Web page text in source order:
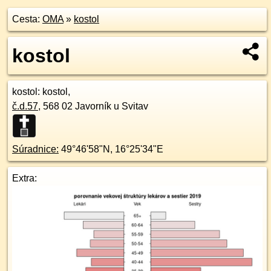
Cesta: OMA» kostol
kostol
kostol : kostol,
č.d.57, 568 02 Javorník u Svitav
Súradnice: 49°46'58"N , 16°25'34"E
Extra: